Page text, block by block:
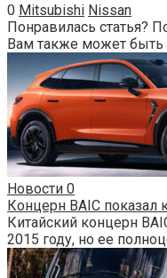
0 Mitsubishi Nissan
Понравилась статья?
Вам также может быть
Новости 0
Концерн BAIC показал
Китайский концерн
2015 году, но ее